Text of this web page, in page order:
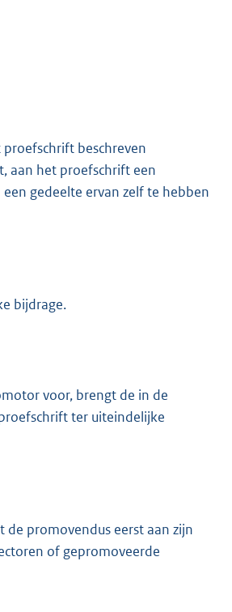
beschreven
aan het proefschrift een
gedeelte ervan zelf te hebben
bijdrage.
voor, brengt de in de
ter uiteindelijke
promovendus eerst aan zijn
of gepromoveerde